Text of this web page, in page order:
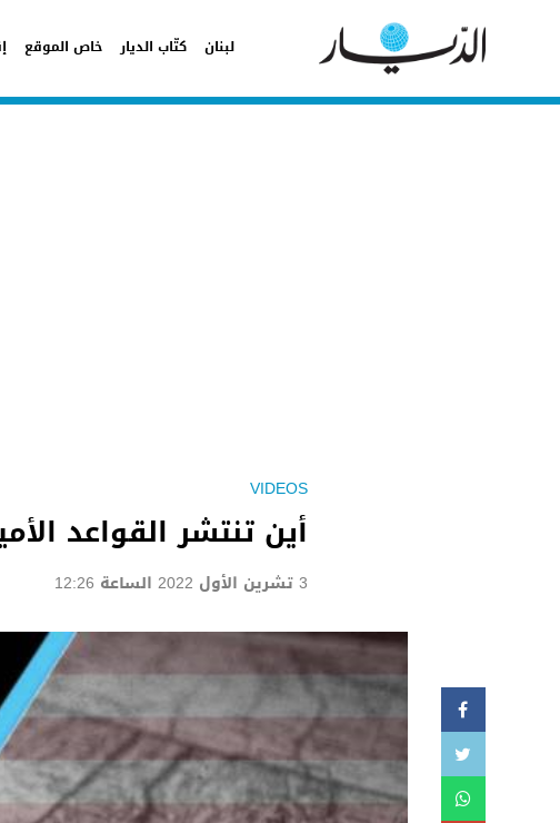
لبنان كتّاب الديار خاص الموقع
VIDEOS
أين تنتشر القواعد
3 تشرين الأول 2022 الساعة 12:26